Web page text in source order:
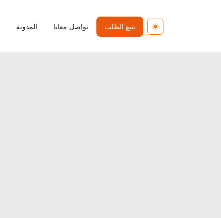
Toggle theme
المدونة تواصل معانا تتبع الطلب